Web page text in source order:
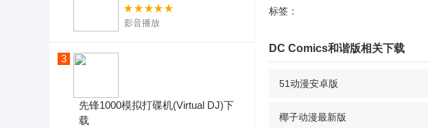
影音播放
3
先锋1000模拟打碟机(Virtual DJ)下
载
标签：
DC Comics和谐版相关下载
51动漫安卓版
椰子动漫最新版